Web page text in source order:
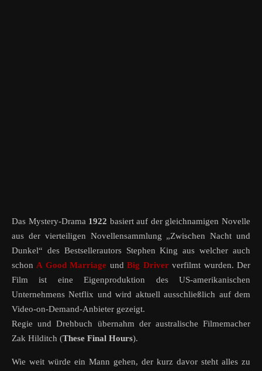
Das Mystery-Drama 1922 basiert auf der gleichnamigen Novelle
aus der vierteiligen Novellensammlung „Zwischen Nacht und
Dunkel“ des Bestsellerautors Stephen King aus welcher auch
schonA Good Marriage undBig Driververfilmt wurden. Der
Film ist eine Eigenproduktion des US-amerikanischen
Unternehmens Netflix und wird aktuell ausschließlich auf dem
Video-on-Demand-Anbieter gezeigt.
Regie und Drehbuch übernahm der australische Filmemacher
Zak Hilditch (These Final Hours).
Wie weit würde ein Mann gehen, der kurz davor steht alles zu